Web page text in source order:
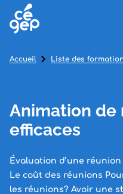
Animation de
efficaces
Évaluation d’une
Le coût des réunions
les réunions? Avoir une
Accueil Liste des